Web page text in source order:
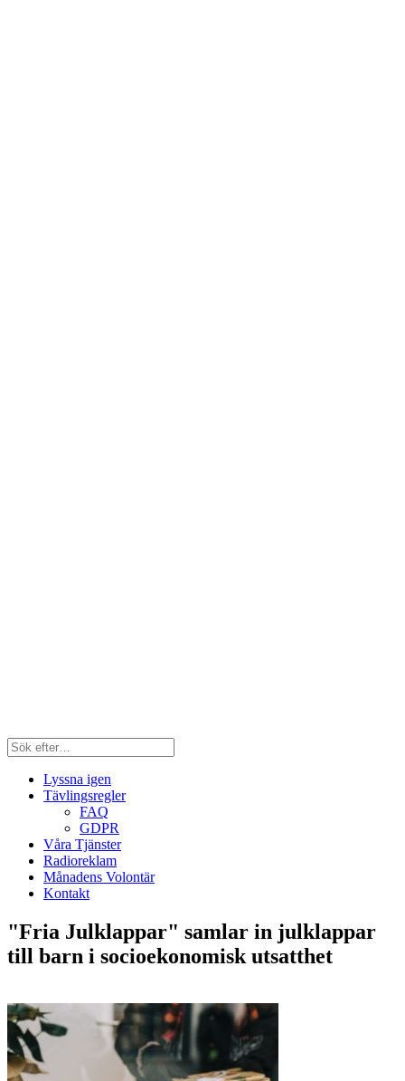
Lyssna igen
Tävlingsregler
FAQ
GDPR
Våra Tjänster
Radioreklam
Månadens Volontär
Kontakt
"Fria Julklappar" samlar in julklappar
till barn i socioekonomisk utsatthet